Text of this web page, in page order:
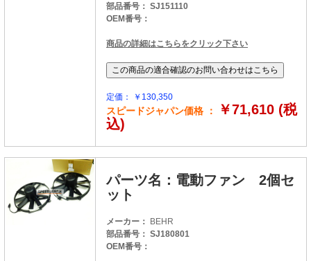
部品番号： SJ151110
OEM番号：
商品の詳細はこちらをクリック下さい
定価： ￥130,350
スピードジャパン価格 ：
￥71,610 (税
込)
パーツ名：電動ファン 2個セ
ット
メーカー：
BEHR
部品番号： SJ180801
OEM番号：